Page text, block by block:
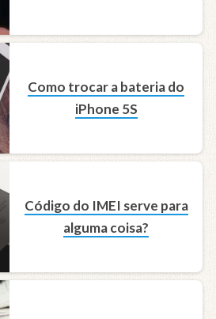
Como trocar a bateria do
iPhone 5S
Código do IMEI serve para
alguma coisa?